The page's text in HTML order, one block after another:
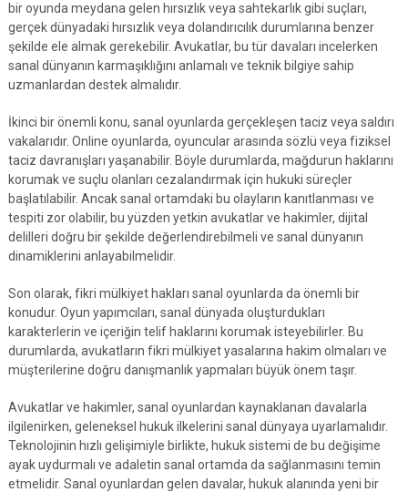
bir oyunda meydana gelen hırsızlık veya sahtekarlık gibi suçları,
gerçek dünyadaki hırsızlık veya dolandırıcılık durumlarına benzer
şekilde ele almak gerekebilir. Avukatlar, bu tür davaları incelerken
sanal dünyanın karmaşıklığını anlamalı ve teknik bilgiye sahip
uzmanlardan destek almalıdır.
İkinci bir önemli konu, sanal oyunlarda gerçekleşen taciz veya saldırı
vakalarıdır. Online oyunlarda, oyuncular arasında sözlü veya fiziksel
taciz davranışları yaşanabilir. Böyle durumlarda, mağdurun haklarını
korumak ve suçlu olanları cezalandırmak için hukuki süreçler
başlatılabilir. Ancak sanal ortamdaki bu olayların kanıtlanması ve
tespiti zor olabilir, bu yüzden yetkin avukatlar ve hakimler, dijital
delilleri doğru bir şekilde değerlendirebilmeli ve sanal dünyanın
dinamiklerini anlayabilmelidir.
Son olarak, fikri mülkiyet hakları sanal oyunlarda da önemli bir
konudur. Oyun yapımcıları, sanal dünyada oluşturdukları
karakterlerin ve içeriğin telif haklarını korumak isteyebilirler. Bu
durumlarda, avukatların fikri mülkiyet yasalarına hakim olmaları ve
müşterilerine doğru danışmanlık yapmaları büyük önem taşır.
Avukatlar ve hakimler, sanal oyunlardan kaynaklanan davalarla
ilgilenirken, geleneksel hukuk ilkelerini sanal dünyaya uyarlamalıdır.
Teknolojinin hızlı gelişimiyle birlikte, hukuk sistemi de bu değişime
ayak uydurmalı ve adaletin sanal ortamda da sağlanmasını temin
etmelidir. Sanal oyunlardan gelen davalar, hukuk alanında yeni bir